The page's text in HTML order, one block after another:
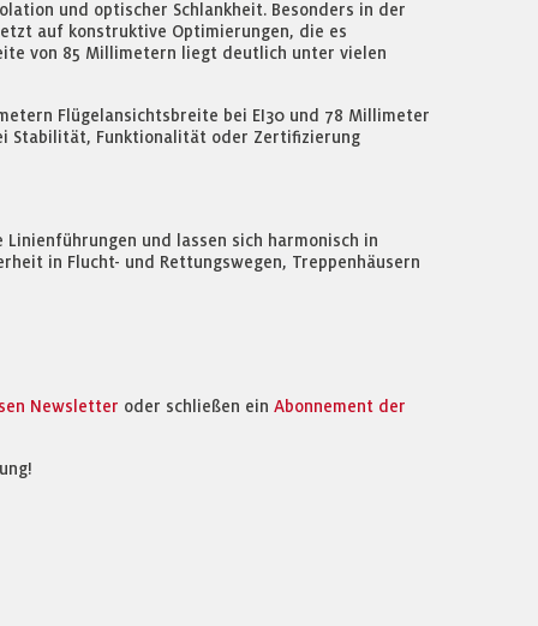
und optischer Schlankheit. Besonders in der
auf konstruktive Optimierungen, die es
von 85 Millimetern liegt deutlich unter vielen
Flügelansichtsbreite bei EI30 und 78 Millimeter
Stabilität, Funktionalität oder Zertifizierung
und lassen sich harmonisch in
in Flucht- und Rettungswegen, Treppenhäusern
Newsletter oder schließen ein Abonnement der